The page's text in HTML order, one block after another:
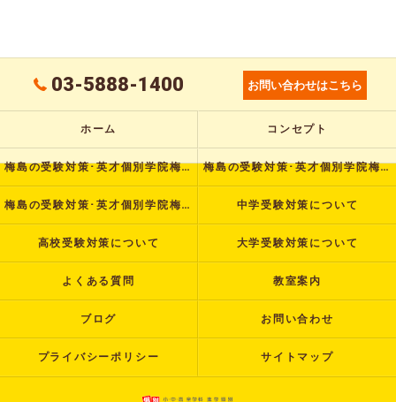
03-5888-1400 お問い合わせはこちら
ホーム コンセプト
梅島の受験対策･英才個別学院梅島校の口コミ情報 梅島の受験対策･英才個別学院梅島校の評判
梅島の受験対策･英才個別学院梅島校のお客様の声 中学受験対策について
高校受験対策について 大学受験対策について
よくある質問 教室案内
ブログ お問い合わせ
プライバシーポリシー サイトマップ